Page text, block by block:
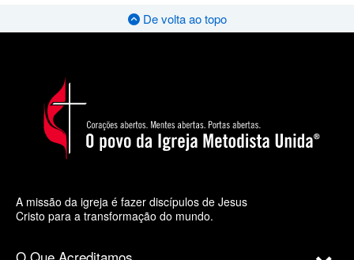
De volta ao topo
A missão da igreja é fazer discípulos de Jesus
Cristo para a transformação do mundo.